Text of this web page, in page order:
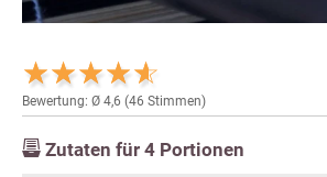
Bewertung: Ø 4,6 (46 Stimmen)
Zutaten für 4 Portionen